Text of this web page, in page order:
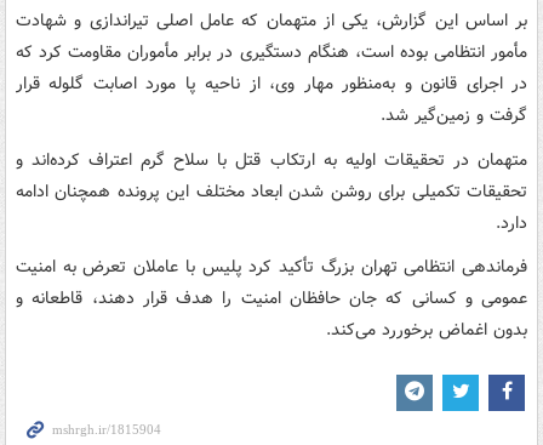
بر اساس این گزارش، یکی از متهمان که عامل اصلی تیراندازی و شهادت
مأمور انتظامی بوده است، هنگام دستگیری در برابر مأموران مقاومت کرد که
در اجرای قانون و به‌منظور مهار وی، از ناحیه پا مورد اصابت گلوله قرار
گرفت و زمین‌گیر شد.
متهمان در تحقیقات اولیه به ارتکاب قتل با سلاح گرم اعتراف کرده‌اند و
تحقیقات تکمیلی برای روشن شدن ابعاد مختلف این پرونده همچنان ادامه
دارد.
فرماندهی انتظامی تهران بزرگ تأکید کرد پلیس با عاملان تعرض به امنیت
عمومی و کسانی که جان حافظان امنیت را هدف قرار دهند، قاطعانه و
بدون اغماض برخوررد می‌کند.